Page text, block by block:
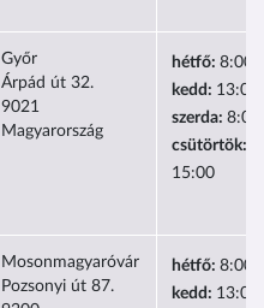
Győr
Árpád út 32.
9021
Magyarország
hétfő: 8:00-
kedd:
szerda:
csütörtök:
15:00
Mosonmagyaróvár
Pozsonyi út 87.
hétfő: 8:00-
kedd: